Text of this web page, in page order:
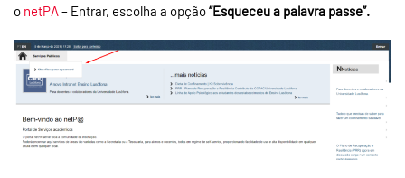
o netPA– Entrar, escolha a opção“Esqueceu a palavra passe”.